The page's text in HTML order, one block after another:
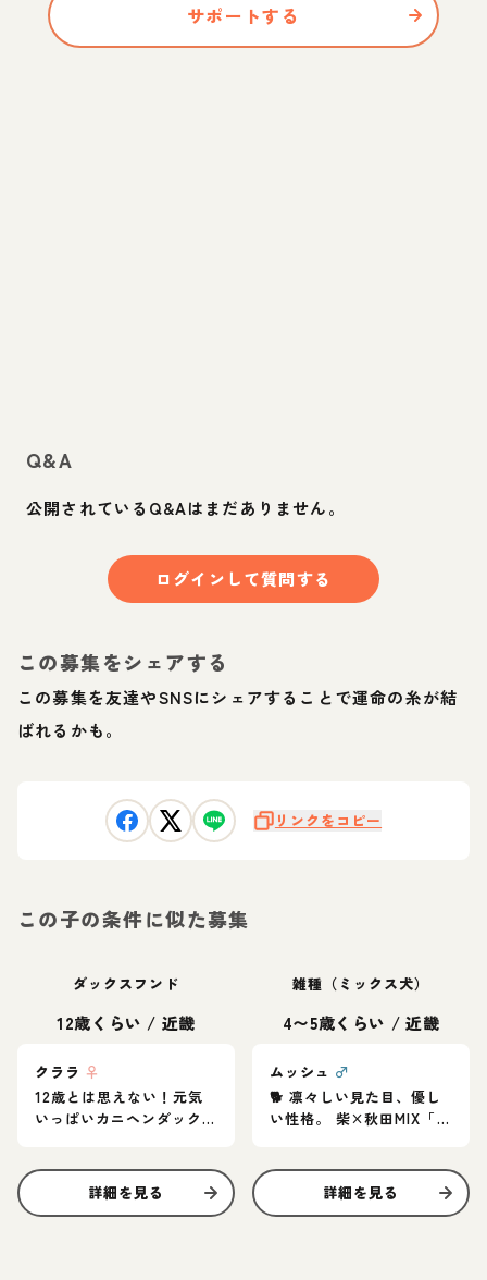
サポートする
Q&A
公開されているQ&Aはまだありません。
ログインして質問する
この募集をシェアする
この募集を友達やSNSにシェアすることで運命の糸が結
ばれるかも。
リンクをコピー
この子の条件に似た募集
ダックスフンド
12歳くらい / 近畿
クララ ♀
12歳とは思えない！元気
いっぱいカニヘンダック
詳細を見る
雑種（ミックス犬）
4〜5歳くらい / 近畿
ムッシュ ♂
🐕 凛々しい見た目、優し
い性格。 柴×秋田MIX「ム
詳細を見る